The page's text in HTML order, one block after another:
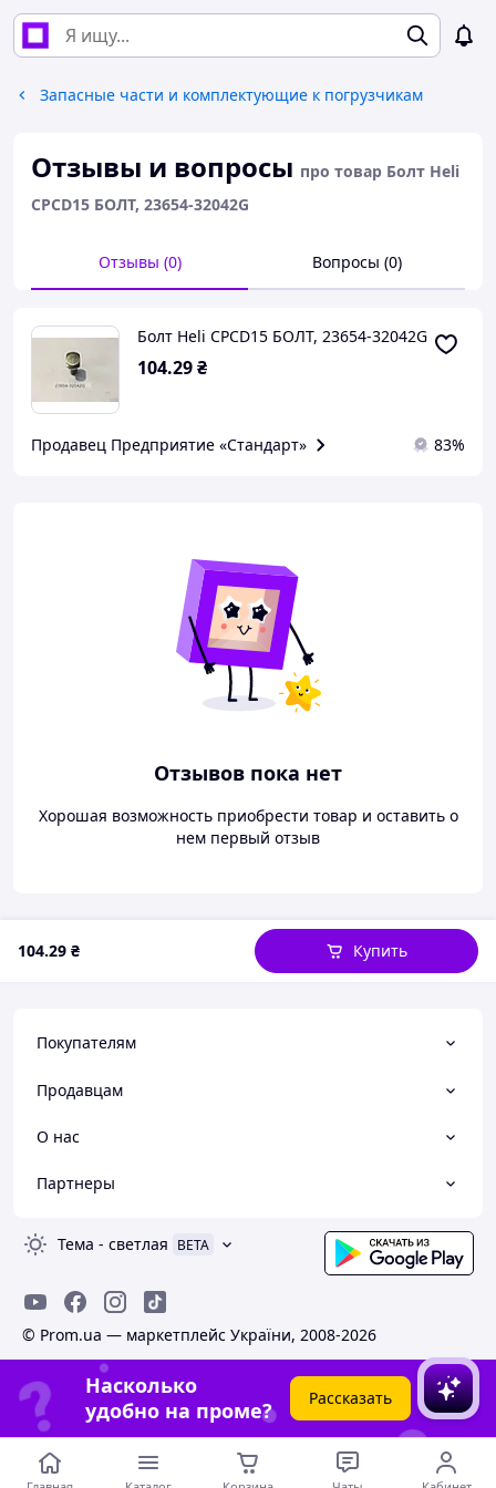
Запасные части и комплектующие к погрузчикам
Отзывы и вопросы про товар Болт Heli
CPCD15 БОЛТ, 23654-32042G
Отзывы (0) Вопросы (0)
Отзывов пока нет
Хорошая возможность приобрести товар и оставить о
нем первый отзыв
Болт Heli CPCD15 БОЛТ, 23654-32042G
104.29₴
Продавец Предприятие «Cтандарт» 83%
104.29 ₴ Купить
Покупателям
Продавцам
О нас
Партнеры
Тема - светлая BETA
© Prom.ua — маркетплейс України, 2008-2026
Насколько
удобно на проме?
Рассказать